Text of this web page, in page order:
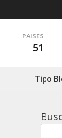
PAISES
51
Tipo